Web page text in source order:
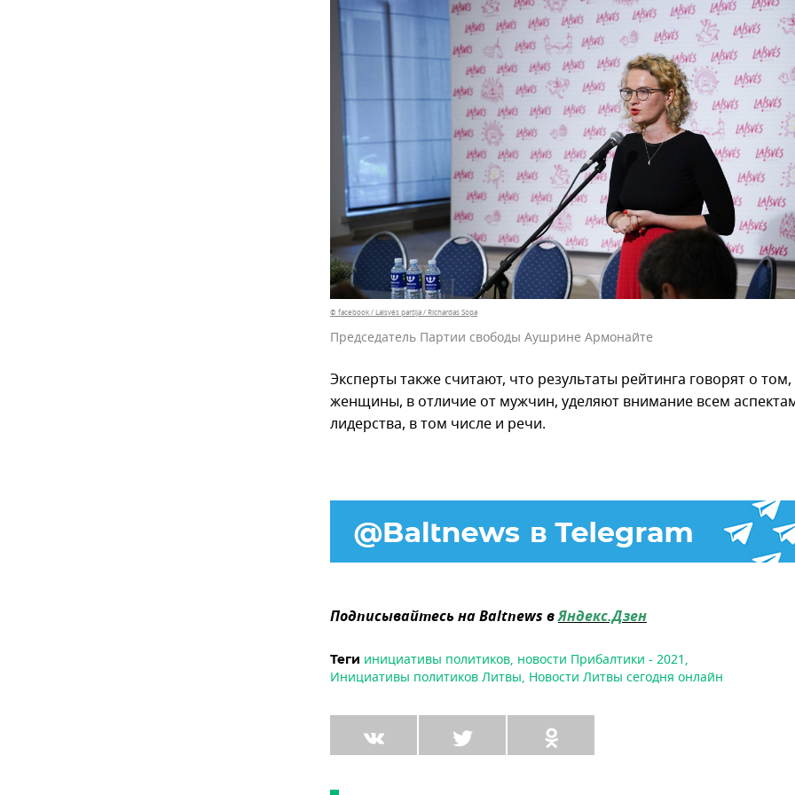
© facebook / Laisvės partija / Richardas Sopa
Председатель Партии свободы Аушрине Армонайте
Эксперты также считают, что результаты рейтинга говорят о
женщины, в отличие от мужчин, уделяют внимание всем
лидерства, в том числе и речи.
Подписывайтесь на Baltnews вЯндекс.Дзен
Теги инициативы политиков, новости Прибалтики - 2021,
Инициативы политиков Литвы, Новости Литвы сегодня онлайн